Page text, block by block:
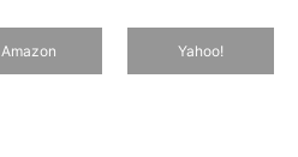
Amazon Yahoo!